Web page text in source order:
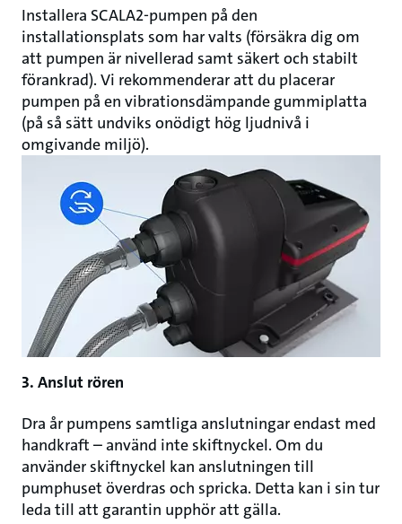
Installera SCALA2-pumpen på den
installationsplats som har valts (försäkra dig om
att pumpen är nivellerad samt säkert och stabilt
förankrad). Vi rekommenderar att du placerar
pumpen på en vibrationsdämpande gummiplatta
(på så sätt undviks onödigt hög ljudnivå i
omgivande miljö).
3. Anslut rören
Dra år pumpens samtliga anslutningar endast med
handkraft – använd inte skiftnyckel. Om du
använder skiftnyckel kan anslutningen till
pumphuset överdras och spricka. Detta kan i sin tur
leda till att garantin upphör att gälla.